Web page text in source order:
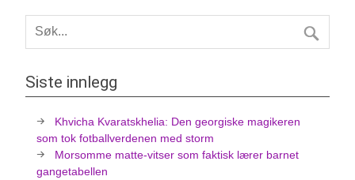
Siste innlegg
Khvicha Kvaratskhelia: Den georgiske magikeren
som tok fotballverdenen med storm
Morsomme matte-vitser som faktisk lærer barnet
gangetabellen